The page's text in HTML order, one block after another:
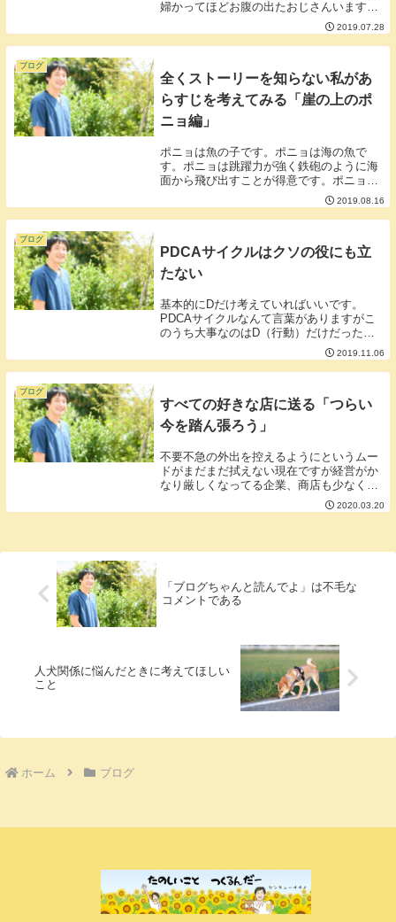
婦かってほどお腹の出たおじさんいますけ
ど本当に妊婦を演じるなんて。まったく妊
娠出産と関係ないただのだらしないおっさ
んがあたかも妊娠したかのように写真を撮
2019.07.28
ブログ
全くストーリーを知らない私があ
らすじを考えてみる「崖の上のポ
ニョ編」
ポニョは魚の子です。ポニョは海の魚で
す。ポニョは跳躍力が強く鉄砲のように海
面から飛び出すことが得意です。ポニョ
「よし！今日もいっちょ外の世界を観てや
らぁ！」そう言うと今日もポニョは海面か
ら飛び出して海の外を一望します。オイル
2019.08.16
ブログ
PDCAサイクルはクソの役にも立
たない
基本的にDだけ考えていればいいです。
PDCAサイクルなんて言葉がありますがこ
のうち大事なのはD（行動）だけだったり
します。なぜなら、行動していればP（計
画）もC（評価）もA（改善）もほぼオー
トで考えるからです。PだのCだの考える
2019.11.06
ブログ
すべての好きな店に送る「つらい
今を踏ん張ろう」
不要不急の外出を控えるようにというムー
ドがまだまだ拭えない現在ですが経営がか
なり厳しくなってる企業、商店も少なくあ
りません。■好きな店にお金を落とすこと
が果たして不要不急なのか。 いろんな制
2020.03.20
「ブログちゃんと読んでよ」は不毛な
コメントである
人犬関係に悩んだときに考えてほしい
こと
ホーム ブログ